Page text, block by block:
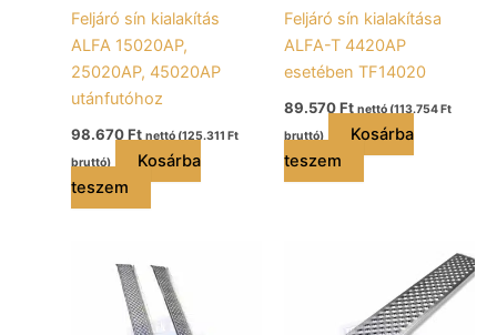
Feljáró sín kialakítás
ALFA 15020AP,
25020AP, 45020AP
utánfutóhoz
98.670Ft nettó (125.311 Ft
bruttó)
Kosárba
teszem
Feljáró sín kialakítása
ALFA-T 4420AP
esetében TF14020
89.570Ft nettó (113.754Ft
bruttó)
Kosárba
teszem